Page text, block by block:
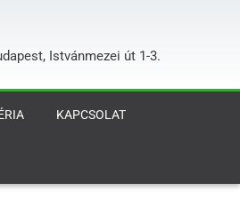
Istvánmezei út 1-3.
KAPCSOLAT